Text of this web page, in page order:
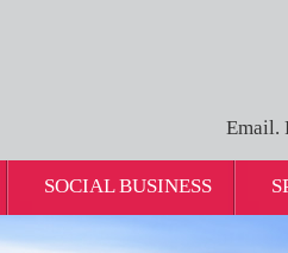
Email.
SOCIAL BUSINESS